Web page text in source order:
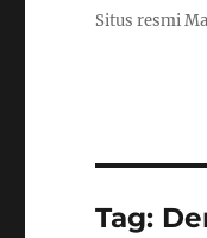
Situs resmi
Tag: